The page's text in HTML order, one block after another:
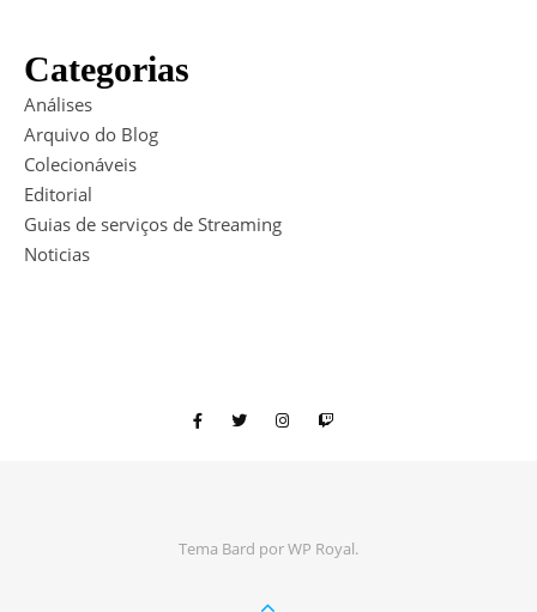
Categorias
Análises
Arquivo do Blog
Colecionáveis
Editorial
Guias de serviços de Streaming
Noticias
Tema Bard porWP Royal.